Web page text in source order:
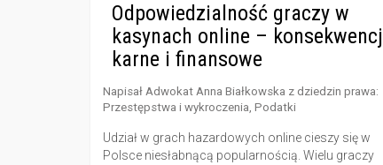
Odpowiedzialność graczy w
kasynach online –
karne i finansowe
Napisał Adwokat Anna Białkowska z dziedzin prawa:
Przestępstwa i wykroczenia, Podatki
Udział w grach hazardowych online cieszy się w
Polsce niesłabnącą popularnością. Wielu graczy